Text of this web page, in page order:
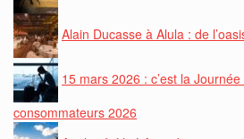
Alain Ducasse à Alula : de
15 mars 2026 : c’est la
consommateurs 2026